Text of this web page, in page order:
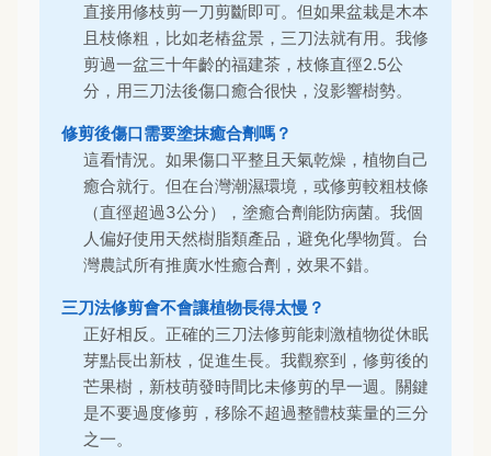
直接用修枝剪一刀剪斷即可。但如果盆栽是木本
且枝條粗，比如老樁盆景，三刀法就有用。我修
剪過一盆三十年齡的福建茶，枝條直徑2.5公
分，用三刀法後傷口癒合很快，沒影響樹勢。
修剪後傷口需要塗抹癒合劑嗎？
這看情況。如果傷口平整且天氣乾燥，植物自己
癒合就行。但在台灣潮濕環境，或修剪較粗枝條
（直徑超過3公分），塗癒合劑能防病菌。我個
人偏好使用天然樹脂類產品，避免化學物質。台
灣農試所有推廣水性癒合劑，效果不錯。
三刀法修剪會不會讓植物長得太慢？
正好相反。正確的三刀法修剪能刺激植物從休眠
芽點長出新枝，促進生長。我觀察到，修剪後的
芒果樹，新枝萌發時間比未修剪的早一週。關鍵
是不要過度修剪，移除不超過整體枝葉量的三分
之一。